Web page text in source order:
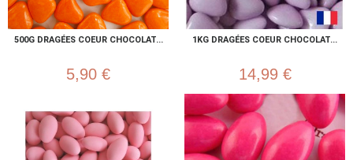
500G DRAGÉES COEUR CHOCOLAT...
5,90 €
1KG DRAGÉES COEUR CHOCOLAT...
14,99 €